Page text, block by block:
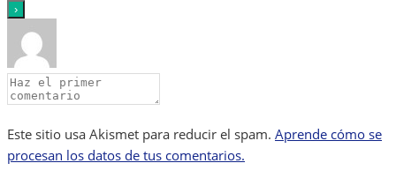
Este sitio usa Akismet para reducir el spam. Aprende cómo se
procesan los datos de tus comentarios.